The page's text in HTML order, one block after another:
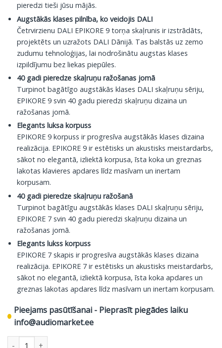
pieredzi tieši jūsu mājās.
Augstākās klases pilnība, ko veidojis DALI
Četrvirzienu DALI EPIKORE 9 torņa skaļrunis ir izstrādāts,
projektēts un uzražots DALI Dānijā. Tas balstās uz zemo
zudumu tehnoloģijas, lai nodrošinātu augstas klases
izpildījumu bez liekas piepūles.
40 gadi pieredze skaļruņu ražošanas jomā
Turpinot bagātīgo augstākās klases DALI skaļruņu sēriju,
EPIKORE 9 svin 40 gadu pieredzi skaļruņu dizaina un
ražošanas jomā.
Elegants luksa korpuss
EPIKORE 9 korpuss ir progresīva augstākās klases dizaina
realizācija. EPIKORE 9 ir estētisks un akustisks meistardarbs,
sākot no elegantā, izliektā korpusa, īsta koka un greznas
lakotas klavieres apdares līdz masīvam un inertam
korpusam.
40 gadi pieredze skaļruņu ražošanā
Turpinot bagātīgu augstākās klases DALI skaļruņu sēriju,
EPIKORE 7 svin 40 gadu pieredzi skaļruņu dizaina un
ražošanas jomā.
Elegants lukss korpuss
EPIKORE 7 skapis ir progresīva augstākās klases dizaina
realizācija. EPIKORE 7 ir estētisks un akustisks meistardarbs,
sākot no elegantā, izliektā korpusa, īsta koka apdares un
greznas lakotas apdares līdz masīvam un inertam korpusam.
Pieejams pasūtīšanai - Pieprasīt piegādes laiku
info@audiomarket.ee
DALI grīdas skaļrunis Epikore 9, glancēts valrieksts, 1 gab